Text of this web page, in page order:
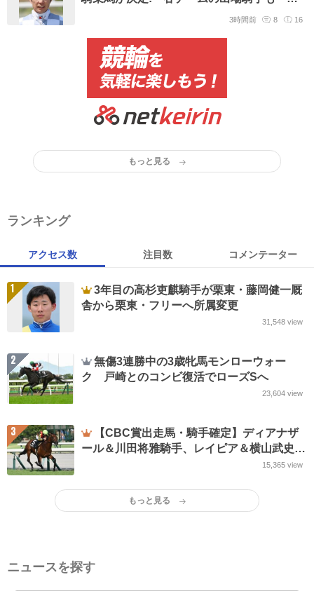
3時間前 8 16
もっと見る
ランキング
アクセス数 注目数 コメンテーター
1
3年目の高杉吏麒騎手が栗東・藤岡健一厩
舎から栗東・フリーへ所属変更
31,548 view
2
無傷3連勝中の3歳牝馬モンローウォー
ク 戸崎とのコンビ復活でローズSへ
23,604 view
3
【CBC賞出走馬・騎手確定】ディアナザ
ール＆川田将雅騎手、レイピア＆横山武史騎
15,365 view
もっと見る
ニュースを探す